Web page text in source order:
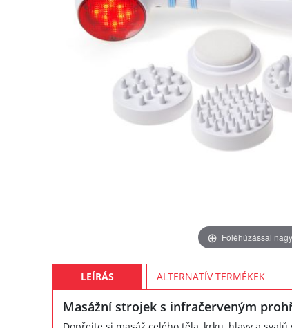
Föléhúzással
LEÍRÁS ALTERNATÍV TERMÉKEK
Masážní strojek s infračerveným